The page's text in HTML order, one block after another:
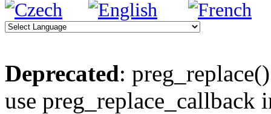
Deprecated:
use preg_replace_callback